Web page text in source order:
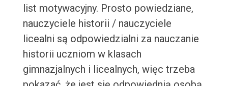
list motywacyjny. Prosto powiedziane,
nauczyciele historii / nauczyciele
licealni są odpowiedzialni za nauczanie
historii uczniom w klasach
gimnazjalnych i licealnych, więc trzeba